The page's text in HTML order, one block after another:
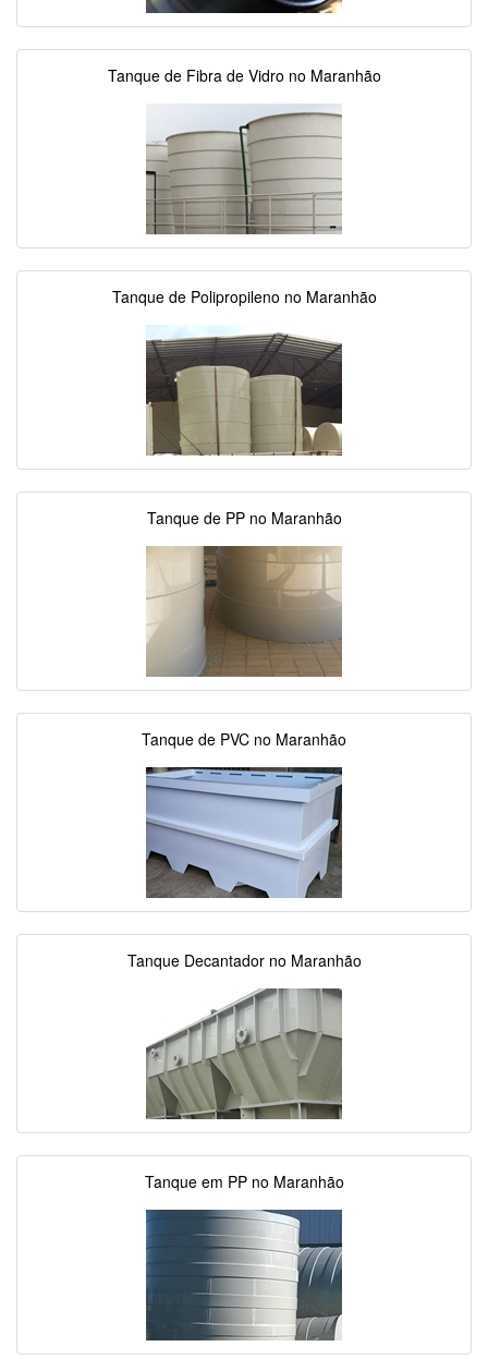
Tanque de Fibra de Vidro no Maranhão
Tanque de Polipropileno no Maranhão
Tanque de PP no Maranhão
Tanque de PVC no Maranhão
Tanque Decantador no Maranhão
Tanque em PP no Maranhão